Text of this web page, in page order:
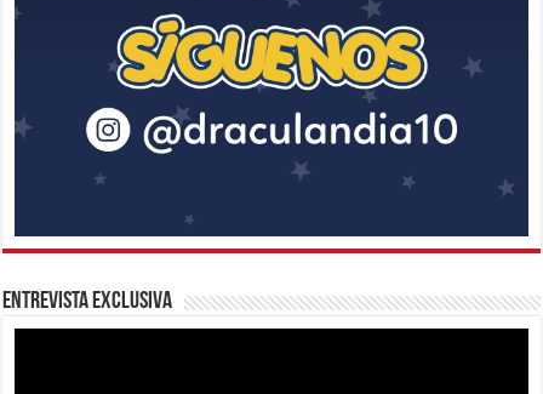
Entrevista Exclusiva